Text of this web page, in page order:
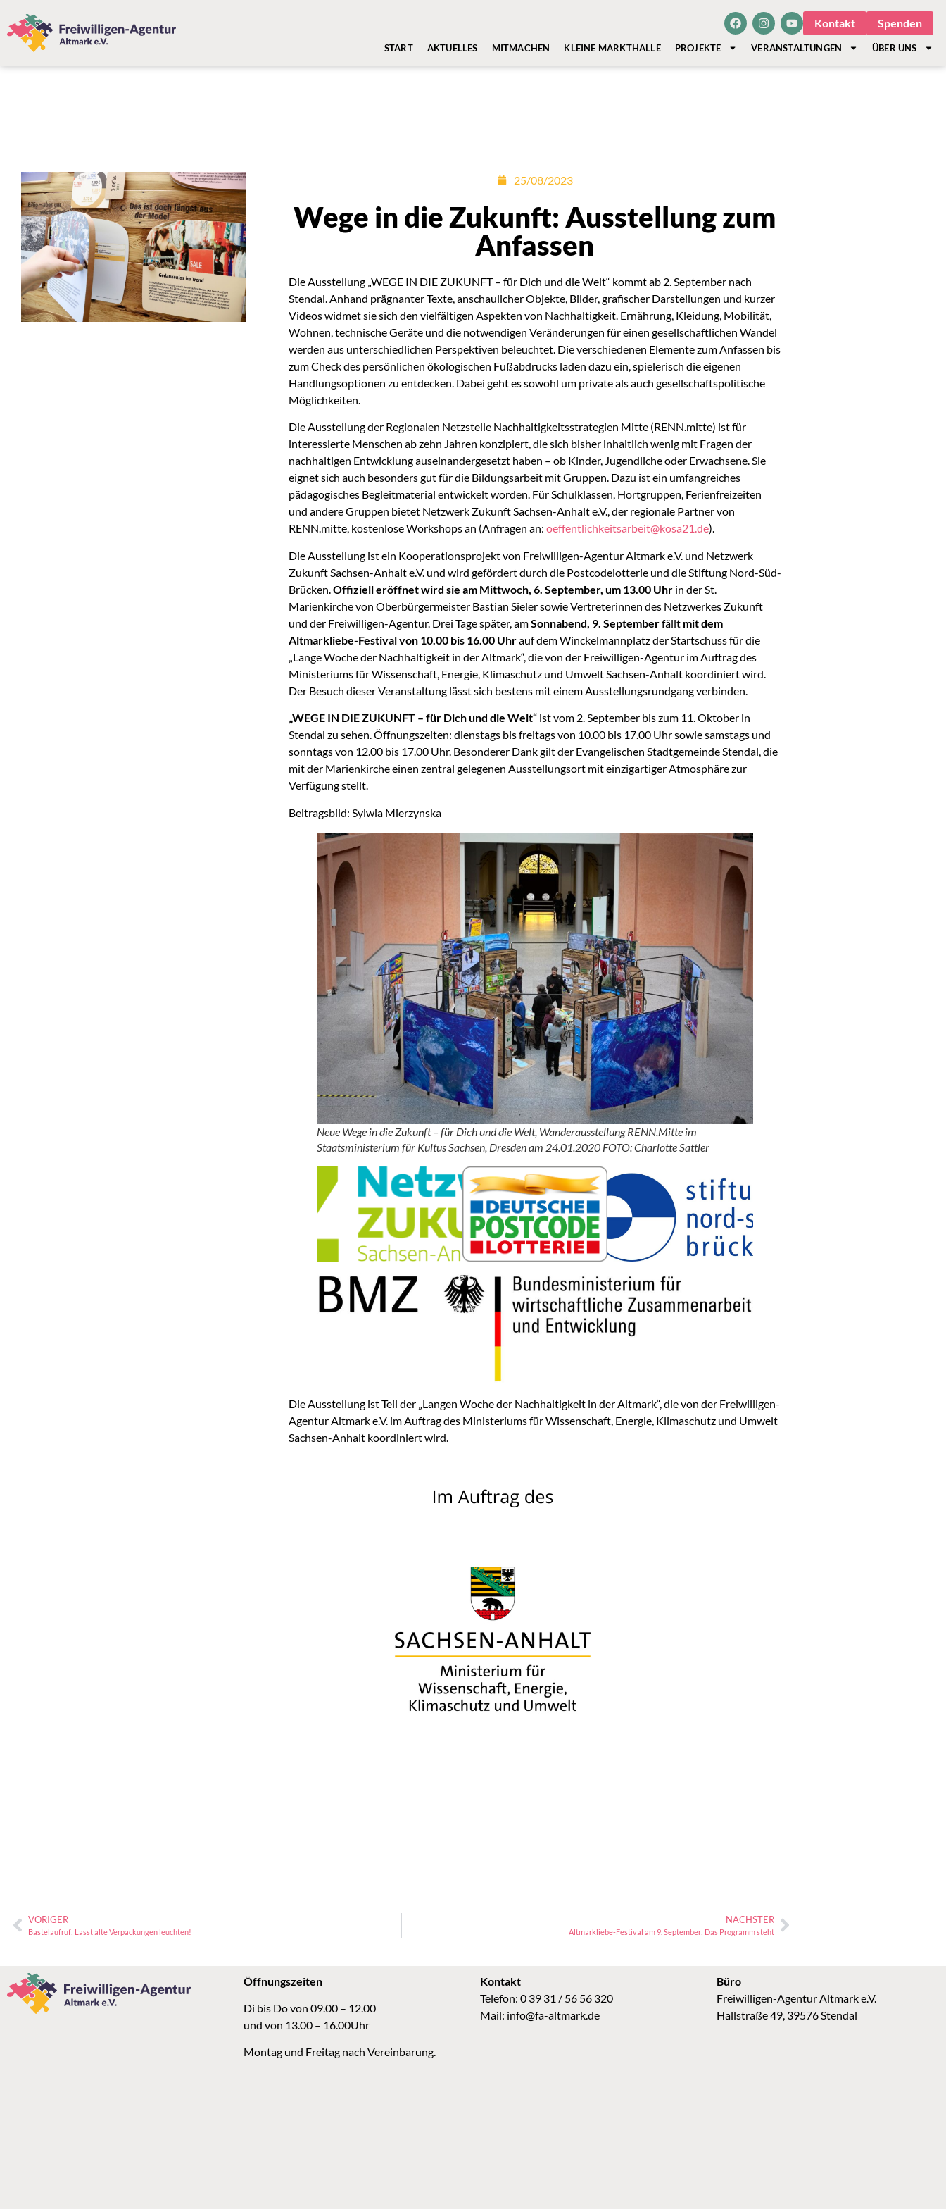
Kontakt Spenden
START AKTUELLES MITMACHEN KLEINE MARKTHALLE PROJEKTE VERANSTALTUNGEN ÜBER UNS
25/08/2023
Wege in die Zukunft: Ausstellung zum
Anfassen
Die Ausstellung „WEGE IN DIE ZUKUNFT – für Dich und die Welt“ kommt ab 2. September nach
Stendal. Anhand prägnanter Texte, anschaulicher Objekte, Bilder, grafischer Darstellungen und kurzer
Videos widmet sie sich den vielfältigen Aspekten von Nachhaltigkeit. Ernährung, Kleidung, Mobilität,
Wohnen, technische Geräte und die notwendigen Veränderungen für einen gesellschaftlichen Wandel
werden aus unterschiedlichen Perspektiven beleuchtet. Die verschiedenen Elemente zum Anfassen bis
zum Check des persönlichen ökologischen Fußabdrucks laden dazu ein, spielerisch die eigenen
Handlungsoptionen zu entdecken. Dabei geht es sowohl um private als auch gesellschaftspolitische
Möglichkeiten.
Die Ausstellung der Regionalen Netzstelle Nachhaltigkeitsstrategien Mitte (RENN.mitte) ist für
interessierte Menschen ab zehn Jahren konzipiert, die sich bisher inhaltlich wenig mit Fragen der
nachhaltigen Entwicklung auseinandergesetzt haben – ob Kinder, Jugendliche oder Erwachsene. Sie
eignet sich auch besonders gut für die Bildungsarbeit mit Gruppen. Dazu ist ein umfangreiches
pädagogisches Begleitmaterial entwickelt worden. Für Schulklassen, Hortgruppen, Ferienfreizeiten
und andere Gruppen bietet Netzwerk Zukunft Sachsen-Anhalt e.V., der regionale Partner von
RENN.mitte, kostenlose Workshops an (Anfragen an: oeffentlichkeitsarbeit@kosa21.de).
Die Ausstellung ist ein Kooperationsprojekt von Freiwilligen-Agentur Altmark e.V. und Netzwerk
Zukunft Sachsen-Anhalt e.V. und wird gefördert durch die Postcodelotterie und die Stiftung Nord-Süd-
Brücken. Offiziell eröffnet wird sie am Mittwoch, 6. September, um 13.00 Uhrin der St.
Marienkirche von Oberbürgermeister Bastian Sieler sowie Vertreterinnen des Netzwerkes Zukunft
und der Freiwilligen-Agentur. Drei Tage später, amSonnabend, 9. Septemberfällt mit dem
Altmarkliebe-Festival von 10.00 bis 16.00 Uhrauf dem Winckelmannplatz der Startschuss für die
„Lange Woche der Nachhaltigkeit in der Altmark“, die von der Freiwilligen-Agentur im Auftrag des
Ministeriums für Wissenschaft, Energie, Klimaschutz und Umwelt Sachsen-Anhalt koordiniert wird.
Der Besuch dieser Veranstaltung lässt sich bestens mit einem Ausstellungsrundgang verbinden.
„WEGE IN DIE ZUKUNFT – für Dich und die Welt“ ist vom 2. September bis zum 11. Oktober in
Stendal zu sehen. Öffnungszeiten: dienstags bis freitags von 10.00 bis 17.00 Uhr sowie samstags und
sonntags von 12.00 bis 17.00 Uhr. Besonderer Dank gilt der Evangelischen Stadtgemeinde Stendal, die
mit der Marienkirche einen zentral gelegenen Ausstellungsort mit einzigartiger Atmosphäre zur
Verfügung stellt.
Beitragsbild: Sylwia Mierzynska
Neue Wege in die Zukunft – für Dich und die Welt, Wanderausstellung RENN.Mitte im
Staatsministerium für Kultus Sachsen, Dresden am 24.01.2020 FOTO: Charlotte Sattler
Die Ausstellung ist Teil der „Langen Woche der Nachhaltigkeit in der Altmark“, die von der Freiwilligen-
Agentur Altmark e.V. im Auftrag des Ministeriums für Wissenschaft, Energie, Klimaschutz und Umwelt
Sachsen-Anhalt koordiniert wird.
VORIGER
Bastelaufruf: Lasst alte Verpackungen leuchten!
NÄCHSTER
Altmarkliebe-Festival am 9. September: Das Programm steht
Öffnungszeiten
Di bis Do von 09.00 – 12.00
und von 13.00 – 16.00Uhr
Montag und Freitag nach Vereinbarung.
Kontakt
Telefon: 0 39 31 / 56 56 320
Mail: info@fa-altmark.de
Büro
Freiwilligen-Agentur Altmark e.V.
Hallstraße 49, 39576 Stendal